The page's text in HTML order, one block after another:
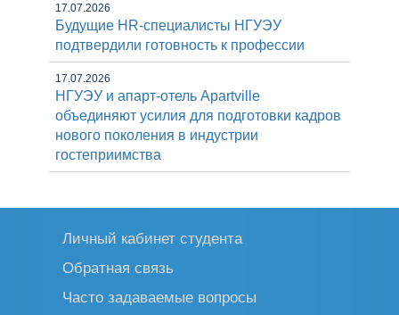
17.07.2026
Будущие HR-специалисты НГУЭУ
подтвердили готовность к профессии
17.07.2026
НГУЭУ и апарт-отель Apartville
объединяют усилия для подготовки кадров
нового поколения в индустрии
гостеприимства
Личный кабинет студента
Обратная связь
Часто задаваемые вопросы